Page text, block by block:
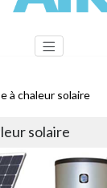
à chaleur solaire
solaire